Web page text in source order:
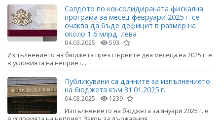
Салдото по консолидираната фискална
програма за месец февруари 2025 г. се
очаква да бъде дефицит в размер на
около 1,6 млрд. лева
04.03.2025 593
Изпълнението на бюджета през първите два месеца на 2025 г. е
в условията на неприет...
Публикувани са данните за изпълнението
на бюджета към 31.01.2025 г.
04.03.2025 1239
Изпълнението на бюджета за януари 2025 г. е